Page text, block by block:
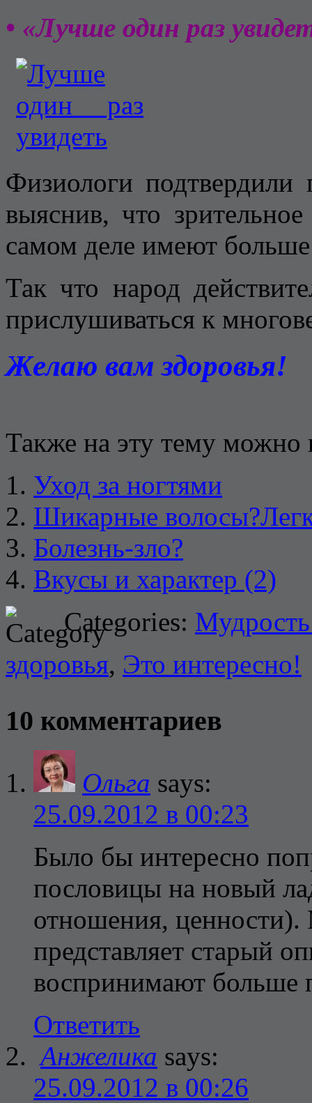
• «Лучше один раз
Физиологи подтвердили
выяснив, что
самом деле имеют
Так что народ
прислушиваться к
Желаю вам здоровья!
Также на эту тему можно
Уход за ногтями
Шикарные
Болезнь-зло?
Вкусы и характер (2)
Categories:
здоровья, Это интересно!
10 комментариев
Ольга says:
25.09.2012 в 00:23
Было бы интересно
пословицы на новый
отношения, ценности).
представляет старый
воспринимают больше
Ответить
Анжелика says:
25.09.2012 в 00:26